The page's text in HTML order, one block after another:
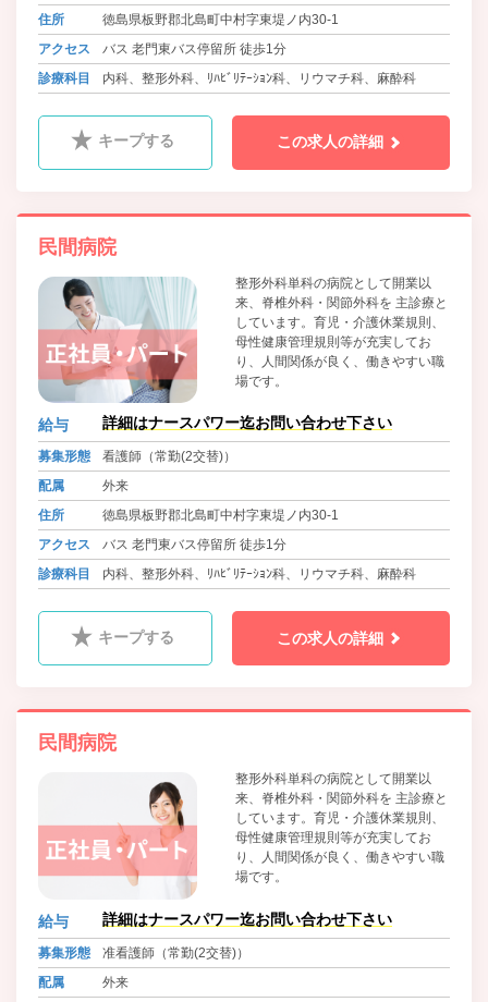
住所
徳島県板野郡北島町中村字東堤ノ内30-1
アクセス
バス 老門東バス停留所 徒歩1分
診療科目
内科、整形外科、ﾘﾊﾋﾞﾘﾃｰｼｮﾝ科、リウマチ科、麻酔科
キープする この求人の詳細
民間病院
整形外科単科の病院として開業以
来、脊椎外科・関節外科を 主診療と
しています。育児・介護休業規則、
母性健康管理規則等が充実してお
り、人間関係が良く、働きやすい職
場です。
給与 詳細はナースパワー迄お問い合わせ下さい
募集形態
看護師（常勤(2交替)）
配属
外来
住所
徳島県板野郡北島町中村字東堤ノ内30-1
アクセス
バス 老門東バス停留所 徒歩1分
診療科目
内科、整形外科、ﾘﾊﾋﾞﾘﾃｰｼｮﾝ科、リウマチ科、麻酔科
キープする この求人の詳細
民間病院
整形外科単科の病院として開業以
来、脊椎外科・関節外科を 主診療と
しています。育児・介護休業規則、
母性健康管理規則等が充実してお
り、人間関係が良く、働きやすい職
場です。
給与 詳細はナースパワー迄お問い合わせ下さい
募集形態
准看護師（常勤(2交替)）
配属
外来